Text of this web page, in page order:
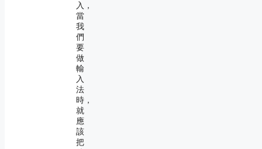
入，
當
我
們
要
做
輸
入
法
時，
就
應
該
把